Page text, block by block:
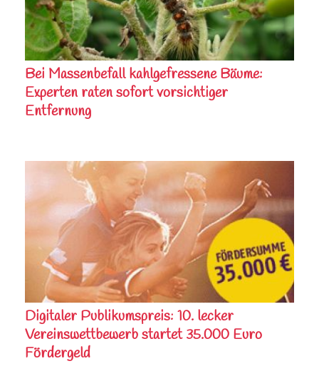
Bei Massenbefall kahlgefressene Bäume:
Experten raten sofort vorsichtiger
Entfernung
Digitaler Publikumspreis: 10. lecker
Vereinswettbewerb startet 35.000 Euro
Fördergeld